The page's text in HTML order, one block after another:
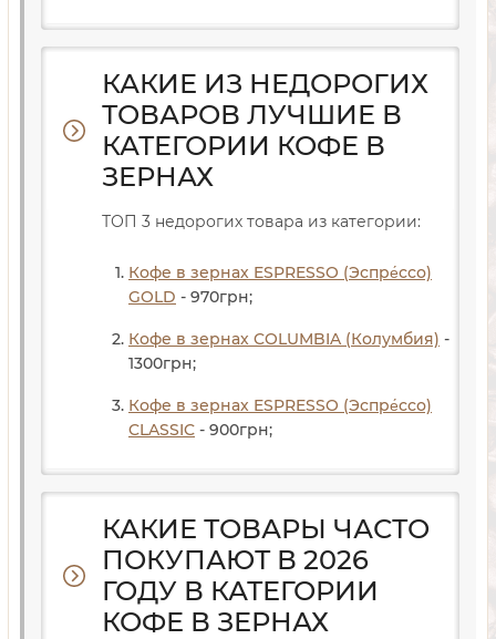
КАКИЕ ИЗ НЕДОРОГИХ
ТОВАРОВ ЛУЧШИЕ В
КАТЕГОРИИ КОФЕ В
ЗЕРНАХ
ТОП 3 недорогих товара из категории:
Кофе в зернах ESPRESSO (Эспре́ссо)
GOLD - 970грн;
Кофе в зернах COLUMBIA (Колумбия) -
1300грн;
Кофе в зернах ESPRESSO (Эспре́ссо)
CLASSIC - 900грн;
КАКИЕ ТОВАРЫ ЧАСТО
ПОКУПАЮТ В 2026
ГОДУ В КАТЕГОРИИ
КОФЕ В ЗЕРНАХ